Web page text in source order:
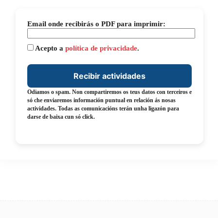
Email onde recibirás o PDF para imprimir:
Acepto a política de privacidade.
Odiamos o spam. Non compartiremos os teus datos con terceiros e
só che enviaremos información puntual en relación ás nosas
actividades. Todas as comunicacións terán unha ligazón para
darse de baixa cun só click.